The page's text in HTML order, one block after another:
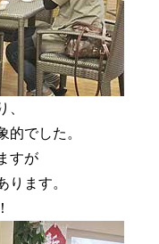
、
的でした。
すが
ます。